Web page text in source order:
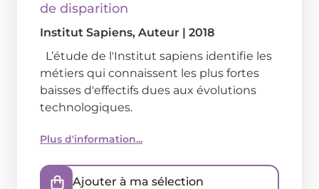
de disparition
Institut Sapiens, Auteur | 2018
L’étude de l'Institut sapiens identifie les
métiers qui connaissent les plus fortes
baisses d'effectifs dues aux évolutions
technologiques.
Plus d'information...
Ajouter à ma sélection